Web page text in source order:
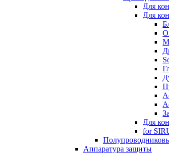
Для
Для
Для
for
Аппаратура защиты